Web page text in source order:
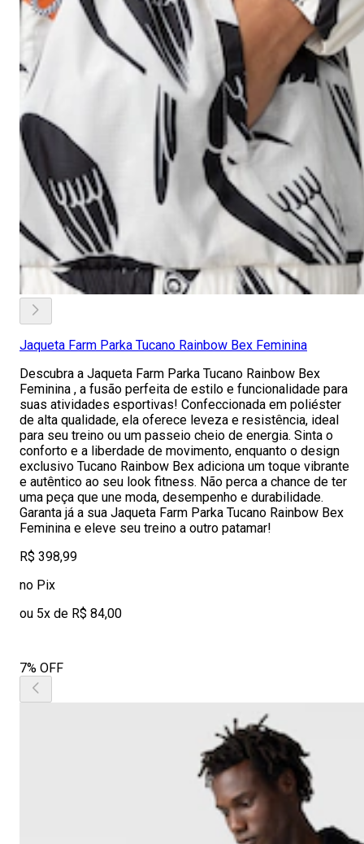
Jaqueta Farm Parka Tucano Rainbow Bex Feminina
Descubra a Jaqueta Farm Parka Tucano Rainbow Bex
Feminina , a fusão perfeita de estilo e funcionalidade para
suas atividades esportivas! Confeccionada em poliéster
de alta qualidade, ela oferece leveza e resistência, ideal
para seu treino ou um passeio cheio de energia. Sinta o
conforto e a liberdade de movimento, enquanto o design
exclusivo Tucano Rainbow Bex adiciona um toque vibrante
e autêntico ao seu look fitness. Não perca a chance de ter
uma peça que une moda, desempenho e durabilidade.
Garanta já a sua Jaqueta Farm Parka Tucano Rainbow Bex
Feminina e eleve seu treino a outro patamar!
R$ 398,99
no Pix
ou 5x de R$ 84,00
7% OFF